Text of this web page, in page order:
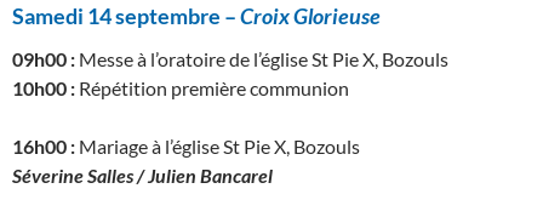
Samedi 14 septembre –Croix Glorieuse
09h00 : Messe à l’oratoire de l’église St Pie X, Bozouls
10h00 : Répétition première communion
16h00 : Mariage à l’église St Pie X, Bozouls
Séverine Salles / Julien Bancarel